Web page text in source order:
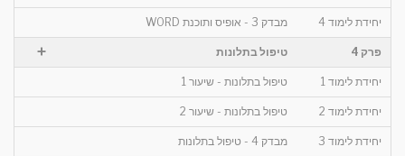
יחידת לימוד 4 מבדק 3 - אופיס ותוכנת WORD
פרק 4 טיפול בתלונות +
יחידת לימוד 1 טיפול בתלונות - שיעור 1
יחידת לימוד 2 טיפול בתלונות - שיעור 2
יחידת לימוד 3 מבדק 4 - טיפול בתלונות